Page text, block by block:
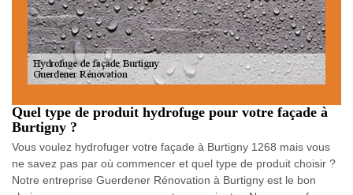
Quel type de produit hydrofuge pour votre façade à
Burtigny ?
Vous voulez hydrofuger votre façade à Burtigny 1268 mais vous
ne savez pas par où commencer et quel type de produit choisir ?
Notre entreprise Guerdener Rénovation à Burtigny est le bon